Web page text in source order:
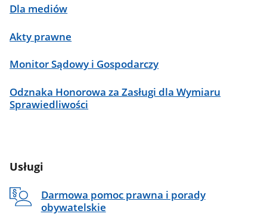
Dla mediów
Akty prawne
Monitor Sądowy i Gospodarczy
Odznaka Honorowa za Zasługi dla Wymiaru
Sprawiedliwości
Usługi
Darmowa pomoc prawna i porady
obywatelskie